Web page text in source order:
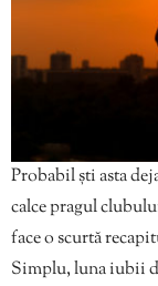
Probabil ști asta
calce pragul
face o scurtă
Simplu, luna iubii